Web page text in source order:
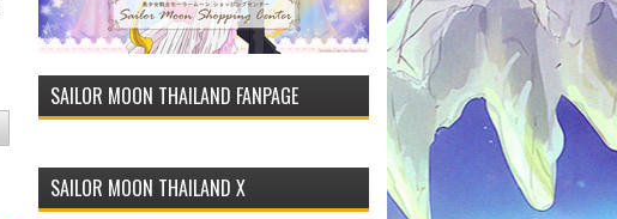
SAILOR MOON THAILAND FANPAGE
SAILOR MOON THAILAND X